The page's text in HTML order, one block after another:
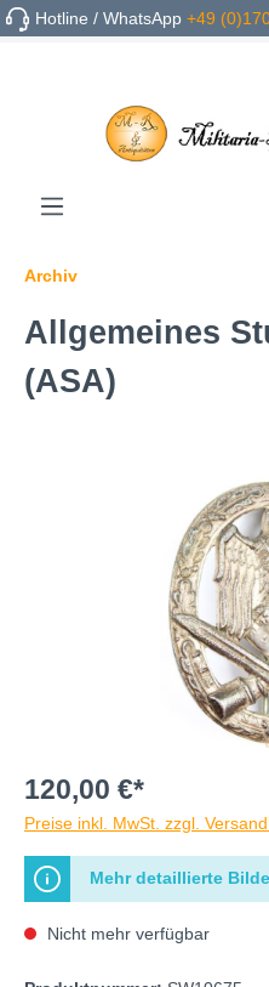
Hotline / WhatsApp+49
Archiv
Allgemeines
(ASA)
120,00 €*
Preise inkl. MwSt. zzgl.
Mehr detaillierte
Nicht mehr verfügbar